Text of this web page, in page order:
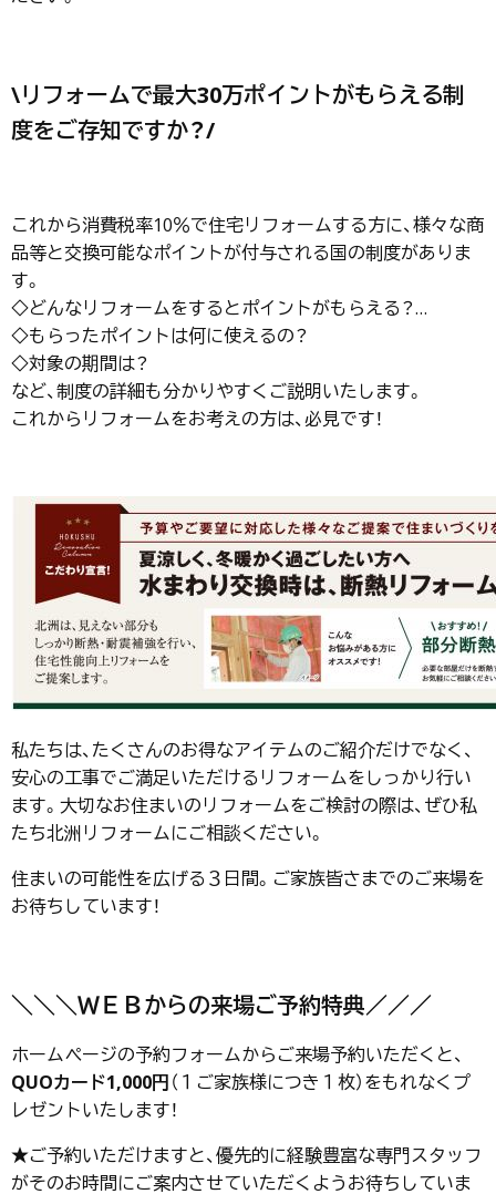
\リフォームで最大30万ポイントがもらえる制
度をご存知ですか？/
これから消費税率10％で住宅リフォームする方に、様々な商
品等と交換可能なポイントが付与される国の制度がありま
す。
◇どんなリフォームをするとポイントがもらえる？…
◇もらったポイントは何に使えるの？
◇対象の期間は？
など、制度の詳細も分かりやすくご説明いたします。
これからリフォームをお考えの方は、必見です！
私たちは、たくさんのお得なアイテムのご紹介だけでなく、
安心の工事でご満足いただけるリフォームをしっかり行い
ます。大切なお住まいのリフォームをご検討の際は、ぜひ私
たち北洲リフォームにご相談ください。
住まいの可能性を広げる３日間。ご家族皆さまでのご来場を
お待ちしています！
＼＼＼ＷＥＢからの来場ご予約特典／／／
ホームページの予約フォームからご来場予約いただくと、
QUOカード1,000円（１ご家族様につき１枚）をもれなくプ
レゼントいたします！
★ご予約いただけますと、優先的に経験豊富な専門スタッフ
がそのお時間にご案内させていただくようお待ちしていま